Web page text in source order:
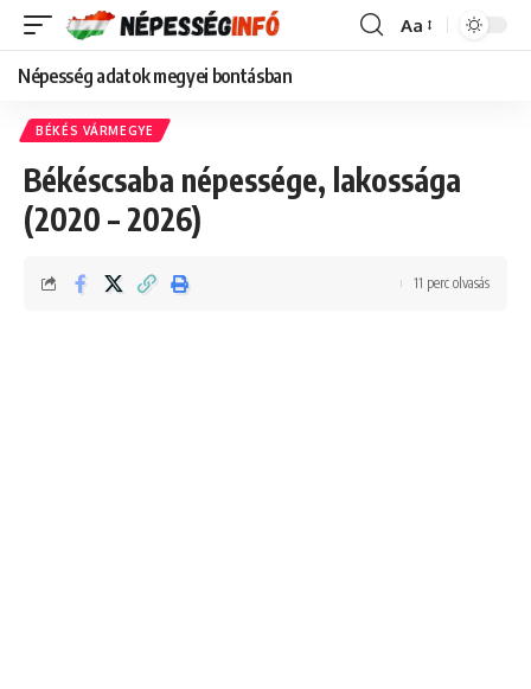
Font
Aa
Népesség adatok megyei bontásban
BÉKÉS VÁRMEGYE
Békéscsaba népessége, lakossága
(2020 – 2026)
11 perc olvasás